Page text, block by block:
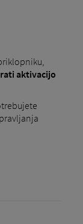
aktivacijo